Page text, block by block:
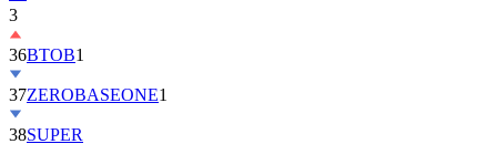
36
37ZEROBASEONE
38SUPER
JUNIOR